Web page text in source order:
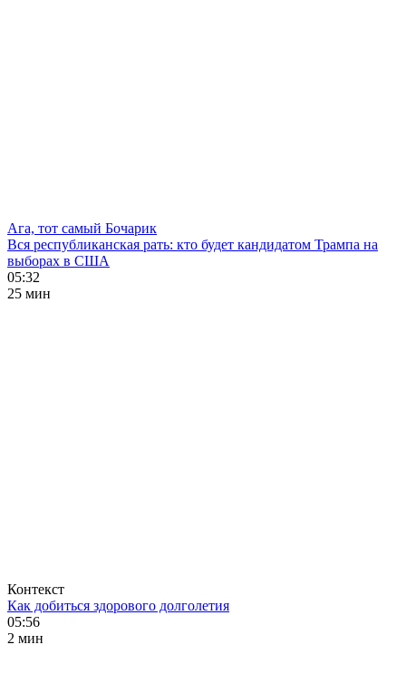
Ага, тот самый Бочарик
Вся республиканская рать: кто будет кандидатом Трампа на
выборах в США
05:32
25 мин
Контекст
Как добиться здорового долголетия
05:56
2 мин